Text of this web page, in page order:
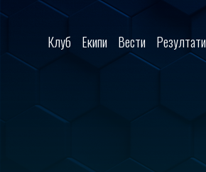
Skip to content
Клуб Екипи Вести Резултати